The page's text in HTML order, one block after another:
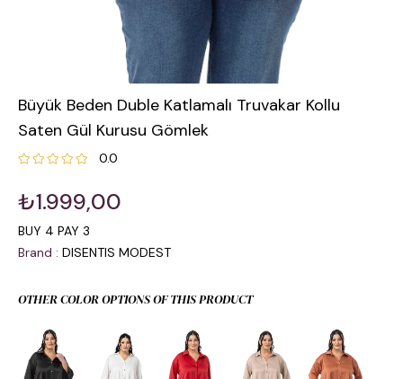
Büyük Beden Duble Katlamalı Truvakar Kollu
Saten Gül Kurusu Gömlek
0.0
₺1.999,00
BUY 4 PAY 3
Brand : DISENTIS MODEST
OTHER COLOR OPTIONS OF THIS PRODUCT